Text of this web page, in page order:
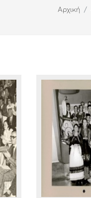
Αρχική